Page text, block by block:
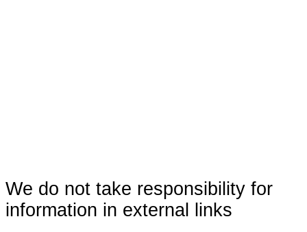
We do not take responsibility for
information in external links